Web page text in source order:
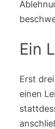
Ein
Erst
einen